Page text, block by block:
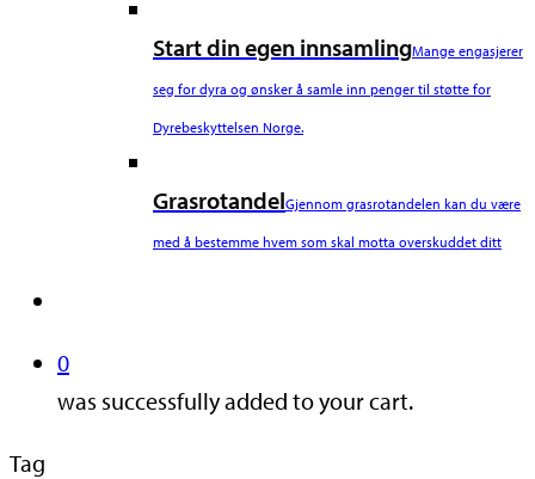
Start din egen innsamlingMange engasjerer
seg for dyra og ønsker å samle inn penger til støtte for
Dyrebeskyttelsen Norge.
GrasrotandelGjennom grasrotandelen kan du være
med å bestemme hvem som skal motta overskuddet ditt
0
was successfully added to your cart.
Tag